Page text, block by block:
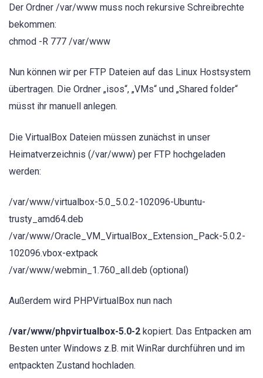
Der Ordner /var/www muss noch rekursive Schreibrechte
bekommen:
chmod -R 777 /var/www
Nun können wir per FTP Dateien auf das Linux Hostsystem
übertragen. Die Ordner „isos“, „VMs“ und „Shared folder“
müsst ihr manuell anlegen.
Die VirtualBox Dateien müssen zunächst in unser
Heimatverzeichnis (/var/www) per FTP hochgeladen
werden:
/var/www/virtualbox-5.0_5.0.2-102096-Ubuntu-
trusty_amd64.deb
/var/www/Oracle_VM_VirtualBox_Extension_Pack-5.0.2-
102096.vbox-extpack
/var/www/webmin_1.760_all.deb (optional)
Außerdem wird PHPVirtualBox nun nach
/var/www/phpvirtualbox-5.0-2 kopiert. Das Entpacken am
Besten unter Windows z.B. mit WinRar durchführen und im
entpackten Zustand hochladen.